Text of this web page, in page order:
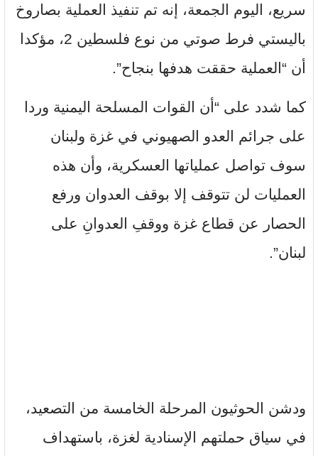
سريع، اليوم الجمعة، إنه تم تنفيذ العملية بصاروخ
باليستي فرط صوتي من نوع فلسطين 2، مؤكدا
أن “العملية حققت هدفها بنجاح”.
كما شدد على “أن القوات المسلحة اليمنية وردا
على جرائم العدو الصهيوني في غزة ولبنان
سوف تواصل عملياتها العسكرية، وأن هذه
العمليات لن تتوقف إلا بوقف العدوان ورفع
الحصار عن قطاع غزة ووقفِ العدوانِ على
لبنان”.
ودشن الحوثيون المرحلة الخامسة من التصعيد،
في سياق حملتهم الإسنادية لغزة، باستهداف